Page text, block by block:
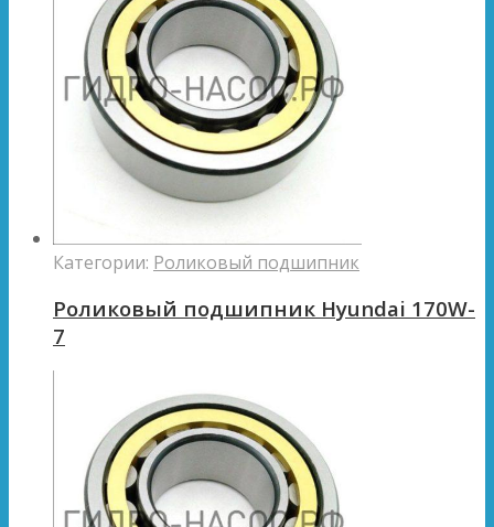
Категории: Роликовый подшипник
Роликовый подшипник Hyundai 170W-
7